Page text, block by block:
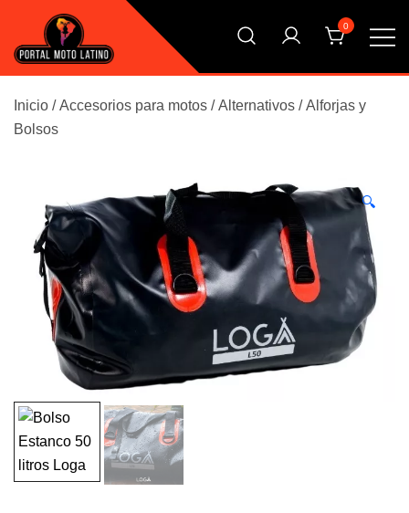
contenido
Argentina
El Primer Shopping Multi Comercios de la Moto Online
0
Inicio /Accesorios para motos /Alternativos /Alforjas y
Bolsos
🔍